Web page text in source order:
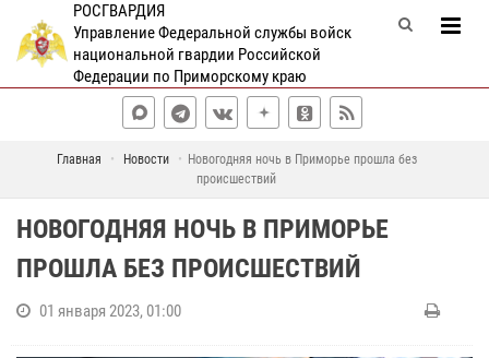
РОСГВАРДИЯ
Управление Федеральной службы войск
национальной гвардии Российской
Федерации по Приморскому краю
Главная Новости
Новогодняя ночь в Приморье прошла без
происшествий
НОВОГОДНЯЯ НОЧЬ В ПРИМОРЬЕ
ПРОШЛА БЕЗ ПРОИСШЕСТВИЙ
01 января 2023, 01:00